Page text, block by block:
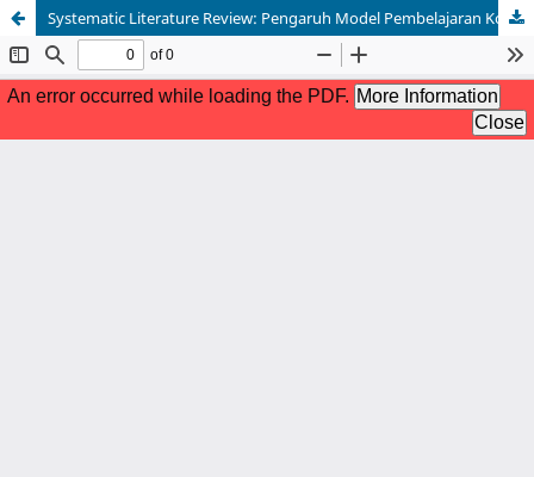
Systematic Literature Review: Pengaruh Model Pembelajaran Kooperatif Terhadap Peningkatan Kemampuan Pemecahan Masalah Matematika